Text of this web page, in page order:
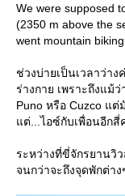
We were supposed
(2350 m above the
went mountain
ช่วงบ่ายเป็นเวลาว่าง
ร่างกาย เพราะถึงแม้
Puno หรือ Cuzco แต่
ต่...ไอซ์กับเพื่อนอีกสี่
ระหว่างที่ขี่จักรยานวิ
จนกว่าจะถึงจุดพักต่าง